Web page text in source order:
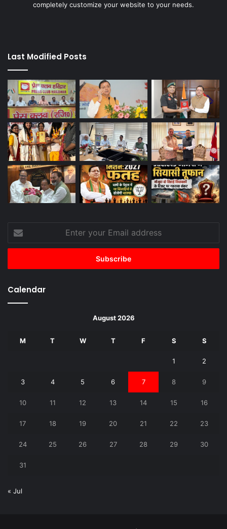
completely customize your website to your needs.
Last Modified Posts
your
Email
Calendar
August 2026
M T W T F S S
1 2
3 4 5 6 7 8 9
10 11 12 13 14 15 16
17 18 19 20 21 22 23
24 25 26 27 28 29 30
31
« Jul